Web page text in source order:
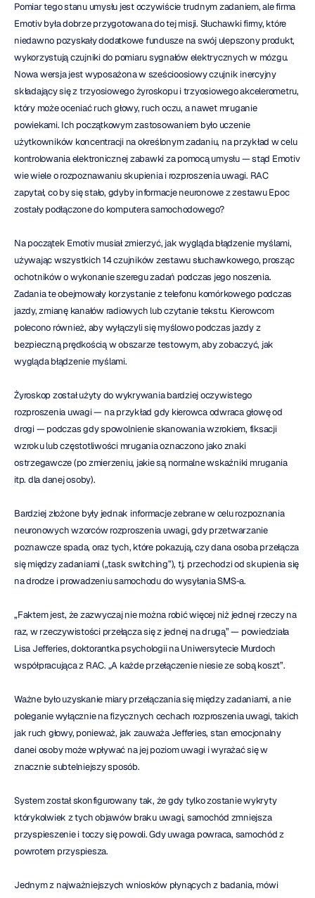
Pomiar tego stanu umysłu jest oczywiście trudnym zadaniem, ale firma
Emotiv była dobrze przygotowana do tej misji. Słuchawki firmy, które
niedawno pozyskały dodatkowe fundusze na swój ulepszony produkt,
wykorzystują czujniki do pomiaru sygnałów elektrycznych w mózgu.
Nowa wersja jest wyposażona w sześcioosiowy czujnik inercyjny
składający się z trzyosiowego żyroskopu i trzyosiowego akcelerometru,
który może oceniać ruch głowy, ruch oczu, a nawet mruganie
powiekami. Ich początkowym zastosowaniem było uczenie
użytkowników koncentracji na określonym zadaniu, na przykład w celu
kontrolowania elektronicznej zabawki za pomocą umysłu — stąd Emotiv
wie wiele o rozpoznawaniu skupienia i rozproszenia uwagi. RAC
zapytał, co by się stało, gdyby informacje neuronowe z zestawu Epoc
zostały podłączone do komputera samochodowego?
Na początek Emotiv musiał zmierzyć, jak wygląda błądzenie myślami,
używając wszystkich 14 czujników zestawu słuchawkowego, prosząc
ochotników o wykonanie szeregu zadań podczas jego noszenia.
Zadania te obejmowały korzystanie z telefonu komórkowego podczas
jazdy, zmianę kanałów radiowych lub czytanie tekstu. Kierowcom
polecono również, aby wyłączyli się myślowo podczas jazdy z
bezpieczną prędkością w obszarze testowym, aby zobaczyć, jak
wygląda błądzenie myślami.
Żyroskop został użyty do wykrywania bardziej oczywistego
rozproszenia uwagi — na przykład gdy kierowca odwraca głowę od
drogi — podczas gdy spowolnienie skanowania wzrokiem, fiksacji
wzroku lub częstotliwości mrugania oznaczono jako znaki
ostrzegawcze (po zmierzeniu, jakie są normalne wskaźniki mrugania
itp. dla danej osoby).
Bardziej złożone były jednak informacje zebrane w celu rozpoznania
neuronowych wzorców rozproszenia uwagi, gdy przetwarzanie
poznawcze spada, oraz tych, które pokazują, czy dana osoba przełącza
się między zadaniami („task switching”), tj. przechodzi od skupienia się
na drodze i prowadzeniu samochodu do wysyłania SMS-a.
„Faktem jest, że zazwyczaj nie można robić więcej niż jednej rzeczy na
raz, w rzeczywistości przełącza się z jednej na drugą” — powiedziała
Lisa Jefferies, doktorantka psychologii na Uniwersytecie Murdoch
współpracująca z RAC. „A każde przełączenie niesie ze sobą koszt”.
Ważne było uzyskanie miary przełączania się między zadaniami, a nie
poleganie wyłącznie na fizycznych cechach rozproszenia uwagi, takich
jak ruch głowy, ponieważ, jak zauważa Jefferies, stan emocjonalny
danei osoby może wpływać na jej poziom uwagi i wyrażać się w
znacznie subtelniejszy sposób.
System został skonfigurowany tak, że gdy tylko zostanie wykryty
którykolwiek z tych objawów braku uwagi, samochód zmniejsza
przyspieszenie i toczy się powoli. Gdy uwaga powraca, samochód z
powrotem przyspiesza.
Jednym z najważniejszych wniosków płynących z badania, mówi